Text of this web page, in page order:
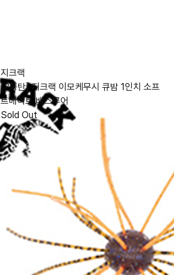
지크랙
[2동탄] 지크랙 이모케무시 큐밤 1인치 소프
트베이트 배스루어
Sold Out